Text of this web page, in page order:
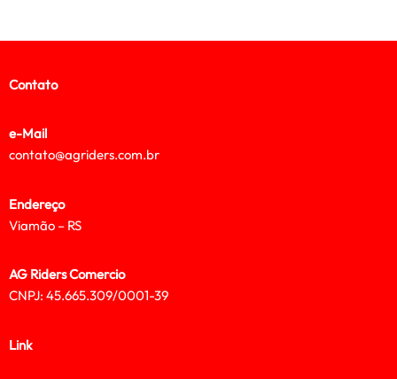
Contato
e-Mail
contato@agriders.com.br
Endereço
Viamão – RS
AG Riders Comercio
CNPJ: 45.665.309/0001-39
Link